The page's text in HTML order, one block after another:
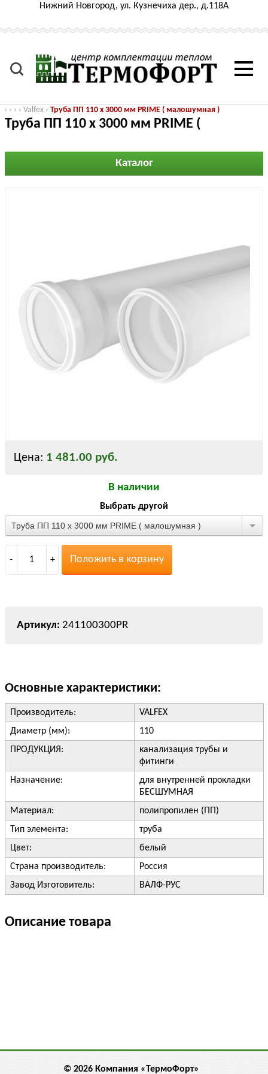
Нижний Новгород, ул. Кузнечиха дер., д.118А
› › › › Valfex › Труба ПП 110 х 3000 мм PRIME ( малошумная )
Труба ПП 110 х 3000 мм PRIME (
Каталог
Цена: 1 481.00 руб.
В наличии
Выбрать другой
Труба ПП 110 х 3000 мм PRIME ( малошумная )
- 1 + Положить в корзину
241100300PR
Основные характеристики:
Производитель:
VALFEX
Диаметр (мм):
110
ПРОДУКЦИЯ:
канализация трубы и
фитинги
Назначение:
для внутренней прокладки
БЕСШУМНАЯ
Материал:
полипропилен (ПП)
Тип элемента:
труба
Цвет:
белый
Страна производитель:
Россия
Завод Изготовитель:
ВАЛФ-РУС
Описание товара
© 2026 Компания «ТермоФорт»